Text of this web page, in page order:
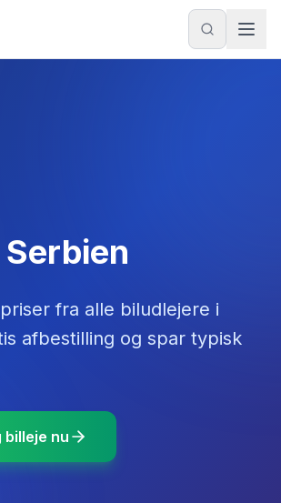
fra alle biludlejere i
afbestilling og spar typisk
billeje nu